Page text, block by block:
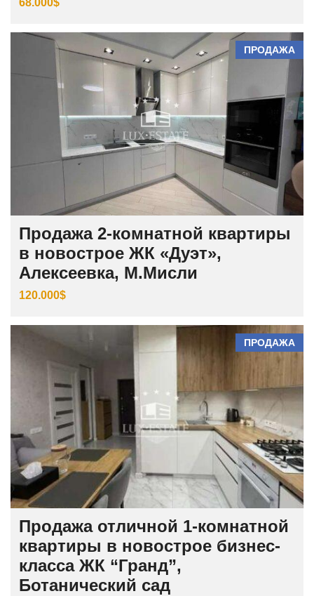
68.000$
ПРОДАЖА
Продажа 2-комнатной квартиры
в новострое ЖК «Дуэт»,
Алексеевка, М.Мисли
120.000$
ПРОДАЖА
Продажа отличной 1-комнатной
квартиры в новострое бизнес-
класса ЖК “Гранд”,
Ботанический сад